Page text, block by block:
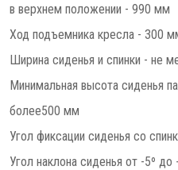
в верхнем положении - 990 мм
Ход подъемника кресла - 300
Ширина сиденья и спинки - не
Минимальная высота сиденья
более500 мм
Угол фиксации сиденья со
Угол наклона сиденья от -5º до